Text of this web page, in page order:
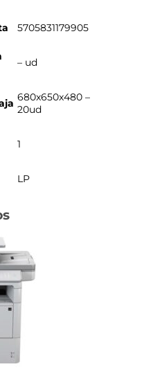
5705831179905
– ud
680x650x480 –
20ud
1
LP